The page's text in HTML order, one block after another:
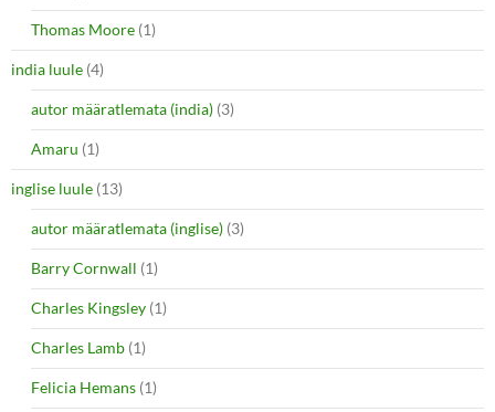
Thomas Moore (1)
india luule (4)
autor määratlemata (india) (3)
Amaru (1)
inglise luule (13)
autor määratlemata (inglise) (3)
Barry Cornwall (1)
Charles Kingsley (1)
Charles Lamb (1)
Felicia Hemans (1)